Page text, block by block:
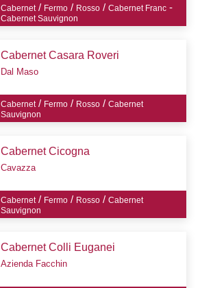
Cabernet/ Fermo / Rosso /Cabernet Franc -
Cabernet Sauvignon
Cabernet Casara Roveri
Dal Maso
Cabernet/ Fermo / Rosso /Cabernet
Sauvignon
Cabernet Cicogna
Cavazza
Cabernet/ Fermo / Rosso /Cabernet
Sauvignon
Cabernet Colli Euganei
Azienda Facchin